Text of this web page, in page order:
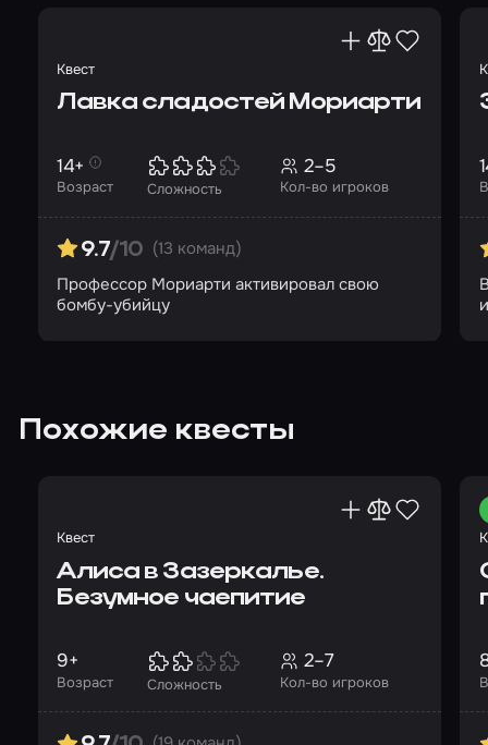
Квест
Лавка сладостей Мориарти
Возраст
14+
Сложность Кол-во игроков
2–5
9.7/10 (13 команд)
Профессор Мориарти активировал свою
бомбу-убийцу
Похожие квесты
Квест
Алиса в Зазеркалье.
Безумное чаепитие
Возраст
9+
Сложность Кол-во игроков
2–7